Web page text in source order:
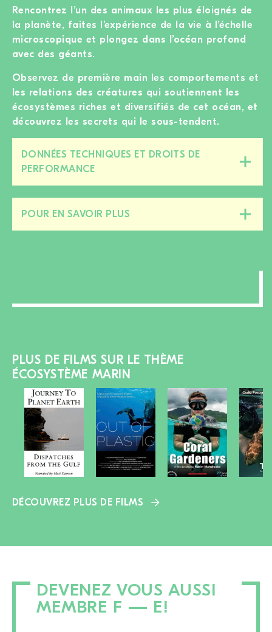
Rencontrez l’un des animaux les plus éloignés de
la planète, faites l’expérience de la vie à l’échelle
microscopique et plongez dans l’océan profond
avec des géants.
Observez de première main les comportements et
les relations des créatures qui soutiennent les
écosystèmes riches et diversifiés de cet océan, et
découvrez les secrets qui le sous-tendent.
DONNÉES TECHNIQUES ET DROITS DE
PERFORMANCE
POUR EN SAVOIR PLUS
cette
PLUS DE FILMS SUR LE THÈME
ÉCOSYSTÈME MARIN
DÉCOUVREZ PLUS DE FILMS
DEVENEZ VOUS AUSSI
MEMBRE F — E!